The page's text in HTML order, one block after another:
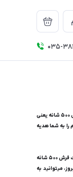
035-
آیا به دنبال خرید فرش 500 شانه با کیفیت و قیمت مناسب هستید؟ فرش 500 شانه یکی از پرفروشترین و محبوبترین انواع فرش ماشینی در بازار ایران است که با تراکم و تعداد گره مناسب، تعادل ایده آلی بین کیفیت و هزینه را برای مصرفکنندگان فراهم میکند. اما فرش 500 شانه یعنی
را به شما هدیه
قیمت فرش 500 شانه بسته به عوامل مختلفی مانند ابعاد، طرح، جنس نخ و کلکسیون متغیر است؛ به طوریکه قیمت فرش 500 شانه 12 متری ستاره کویر یزد میتواند با فرش 500 شانه 9 متری یا سایزهای دیگر تفاوت قابل توجهی داشته باشد. جالب است بدانید که قیمت فرش 500 شانه
استعلام قیمت فرش ستاره کویر یزد 500 شانه و مشاهده لیست قیمت بروز، میتوانید به